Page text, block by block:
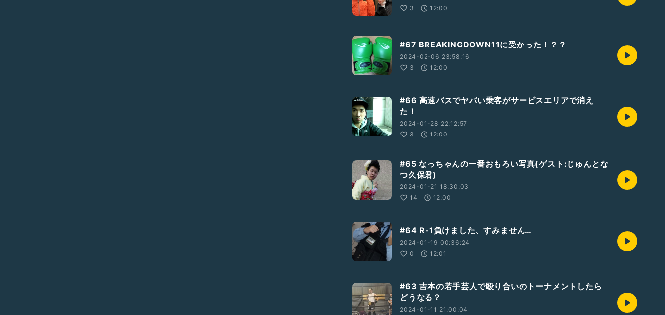
3
12:00
#67 BREAKINGDOWN11に受かった！？？
2024-02-06 23:58:16
3
12:00
#66 高速バスでヤバい乗客がサービスエリアで消え
た！
2024-01-28 22:12:57
3
12:00
#65 なっちゃんの一番おもろい写真(ゲスト:じゅんとな
つ久保君)
2024-01-21 18:30:03
14
12:00
#64 R-1負けました、すみません…
2024-01-19 00:36:24
0
12:01
#63 吉本の若手芸人で殴り合いのトーナメントしたら
どうなる？
2024-01-11 21:00:04